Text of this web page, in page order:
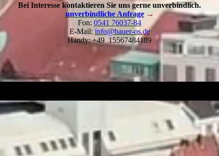
Bei Interesse kontaktieren Sie uns gerne unverbindlich.
unverbindliche Anfrage→
Fon: 0541 76037-84
E-Mail: info@bauer-os.de
Handy: +49 15567484189